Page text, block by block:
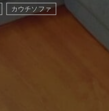
カウチソファ